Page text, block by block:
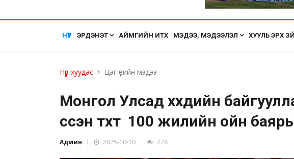
НҮҮР ЭРДЭНЭТ АЙМГИЙН ИТХ МЭДЭЭ, МЭДЭЭЛЭЛ ХУУЛЬ ЭРХ ЗҮЙ
Нүүр хуудас Цаг үеийн мэдээ
Монгол Улсад хүүхдийн
үүссэн түүхт 100 жилийн ойн
Админ 2025-10-10 778